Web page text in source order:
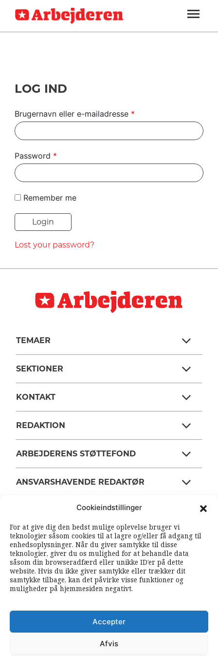
Cookieindstillinger
For at give dig den bedst mulige oplevelse bruger vi
teknologier såsom cookies til at lagre og/eller få adgang til
enhedsoplysninger. Når du giver samtykke til disse
teknologier, giver du os mulighed for at behandle data
såsom din browseradfærd eller unikke ID’er på dette
website. Hvis du ikke giver samtykke eller trækker dit
samtykke tilbage, kan det påvirke visse funktioner og
muligheder på hjemmesiden negativt.
Accepter
Afvis
SEKTIONER
ARBEJDEREN
MENER
UDLAND
DEBAT
TIL
NAVNE
HISTORIE
TEORI
SOUNDCLOUD
ABONNER
LOG IND
LOG IND
Brugernavn eller e-mailadresse *
Password *
Remember me
Lost your password?
TEMAER
SEKTIONER
KONTAKT
REDAKTION
ARBEJDERENS STØTTEFOND
ANSVARSHAVENDE REDAKTØR
SOUNDCLOUD RSS FEEDS
FØLG ARBEJDEREN